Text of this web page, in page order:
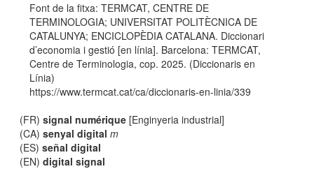
Font de la fitxa: TERMCAT, CENTRE DE
TERMINOLOGIA; UNIVERSITAT POLITÈCNICA DE
CATALUNYA; ENCICLOPÈDIA CATALANA. Diccionari
d’economia i gestió [en línia]. Barcelona: TERMCAT,
Centre de Terminologia, cop. 2025. (Diccionaris en
Línia)
https://www.termcat.cat/ca/diccionaris-en-linia/339
(FR)signal numérique [Enginyeria industrial]
(CA)senyal digital m
(ES)señal digital
(EN)digital signal